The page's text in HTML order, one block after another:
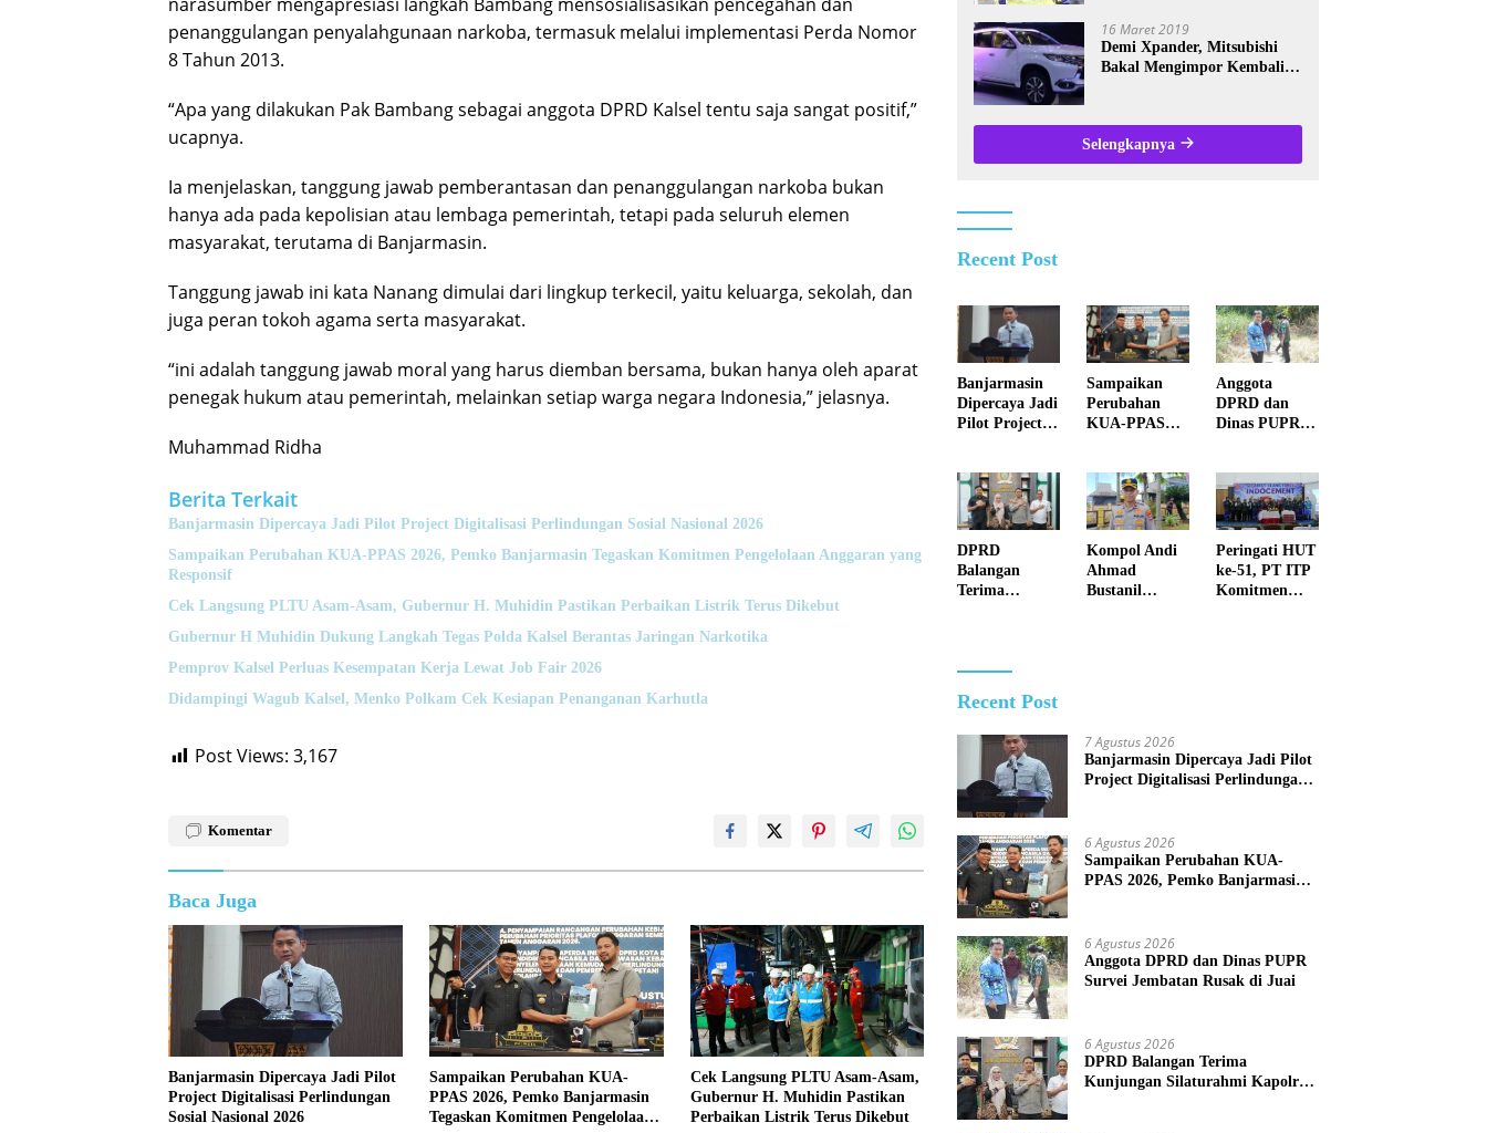
penanggulangan penyalahgunaan narkoba, termasuk melalui implementasi Perda Nomor
8 Tahun 2013.
“Apa yang dilakukan Pak Bambang sebagai anggota DPRD Kalsel tentu saja sangat positif,”
ucapnya.
Ia menjelaskan, tanggung jawab pemberantasan dan penanggulangan narkoba bukan
hanya ada pada kepolisian atau lembaga pemerintah, tetapi pada seluruh elemen
masyarakat, terutama di Banjarmasin.
Tanggung jawab ini kata Nanang dimulai dari lingkup terkecil, yaitu keluarga, sekolah, dan
juga peran tokoh agama serta masyarakat.
“ini adalah tanggung jawab moral yang harus diemban bersama, bukan hanya oleh aparat
penegak hukum atau pemerintah, melainkan setiap warga negara Indonesia,” jelasnya.
Muhammad Ridha
Berita Terkait
Banjarmasin Dipercaya Jadi Pilot Project Digitalisasi Perlindungan Sosial Nasional 2026
Sampaikan Perubahan KUA-PPAS 2026, Pemko Banjarmasin Tegaskan Komitmen Pengelolaan Anggaran yang
Responsif
Cek Langsung PLTU Asam-Asam, Gubernur H. Muhidin Pastikan Perbaikan Listrik Terus Dikebut
Gubernur H Muhidin Dukung Langkah Tegas Polda Kalsel Berantas Jaringan Narkotika
Pemprov Kalsel Perluas Kesempatan Kerja Lewat Job Fair 2026
Didampingi Wagub Kalsel, Menko Polkam Cek Kesiapan Penanganan Karhutla
Post Views: 3,167
Komentar
Baca Juga
Banjarmasin Dipercaya Jadi Pilot
Project Digitalisasi Perlindungan
Sosial Nasional 2026
Sampaikan Perubahan KUA-
PPAS 2026, Pemko Banjarmasin
Tegaskan Komitmen Pengelolaan
Cek Langsung PLTU Asam-Asam,
Gubernur H. Muhidin Pastikan
Perbaikan Listrik Terus Dikebut
Kalsel
16 Maret 2019
Demi Xpander, Mitsubishi
Bakal Mengimpor Kembali
Selengkapnya
Recent Post
Banjarmasin
Dipercaya Jadi
Pilot Project
Sosial Nasional
2026
Sampaikan
Perubahan
KUA-PPAS
Tegaskan
Komitmen
Pengelolaan
Anggaran
yang Responsif
Anggota
DPRD dan
Dinas PUPR
Rusak di Juai
DPRD
Balangan
Terima
Anyar
Kompol Andi
Ahmad
Bustanil
Membakar
Peringati HUT
ke-51, PT ITP
Komitmen
Recent Post
7 Agustus 2026
Banjarmasin Dipercaya Jadi Pilot
Project Digitalisasi Perlindungan
6 Agustus 2026
Sampaikan Perubahan KUA-
PPAS 2026, Pemko Banjarmasin
6 Agustus 2026
Anggota DPRD dan Dinas PUPR
Survei Jembatan Rusak di Juai
6 Agustus 2026
DPRD Balangan Terima
Kunjungan Silaturahmi Kapolres